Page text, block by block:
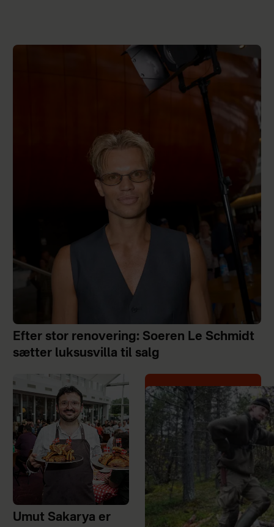
Efter stor renovering: Soeren Le Schmidt
sætter luksusvilla til salg
Umut Sakarya er